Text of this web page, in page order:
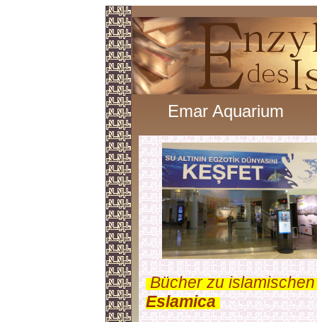
Emar Aquarium
.Bücher zu
Eslamica.